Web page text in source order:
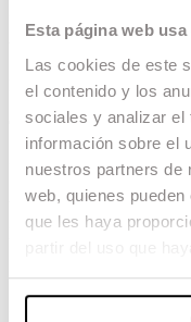
Esta página web
Las cookies de este
el contenido y los
sociales y analizar el
información sobre el
nuestros partners de
web, quienes
que les haya
El camino de Santiago
Calvario Lluis Margarit –
Amo Àlez Gargot – 2017
El gran Corelli Abel